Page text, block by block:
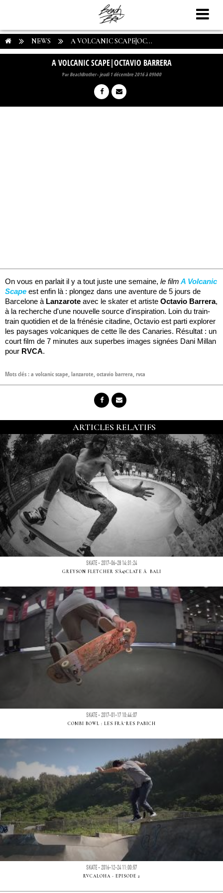
NEWS A VOLCANIC SCAPE|OC...
A VOLCANIC SCAPE|OCTAVIO BARRERA
ParBeachBrother-jeudi 1 décembre 2016 à 09h00
On vous en parlait il y a tout juste une semaine, le film A Volcanic
Scape est enfin là : plongez dans une aventure de 5 jours de
Barcelone à Lanzarote avec le skater et artiste Octavio Barrera,
à la recherche d'une nouvelle source d'inspiration. Loin du train-
train quotidien et de la frénésie citadine, Octavio est parti explorer
les paysages volcaniques de cette île des Canaries. Résultat : un
court film de 7 minutes aux superbes images signées Dani Millan
pour RVCA.
Mots clés :a volcanic scape,lanzarote,octavio barrera,rvca
ARTICLES RELATIFS
SKATE - 2017-06-28 14:31:24
GREYSON FLETCHER S'Ã©CLATE Ã BALI
SKATE - 2017-01-17 10:44:07
COMBI BOWL : LES FRÃ¨RES PABICH
SKATE - 2016-12-24 11:00:57
RVCALOHA - EPISODE 2